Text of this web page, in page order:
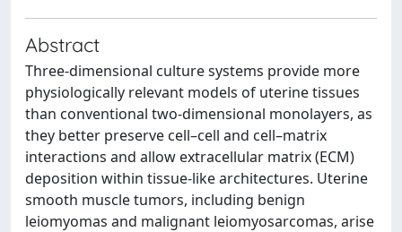
Abstract
Three-dimensional culture systems provide more
physiologically relevant models of uterine tissues
than conventional two-dimensional monolayers, as
they better preserve cell–cell and cell–matrix
interactions and allow extracellular matrix (ECM)
deposition within tissue-like architectures. Uterine
smooth muscle tumors, including benign
leiomyomas and malignant leiomyosarcomas, arise